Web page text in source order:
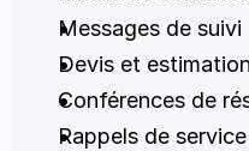
Messages de suivi
Devis et
Conférences de
Rappels de service